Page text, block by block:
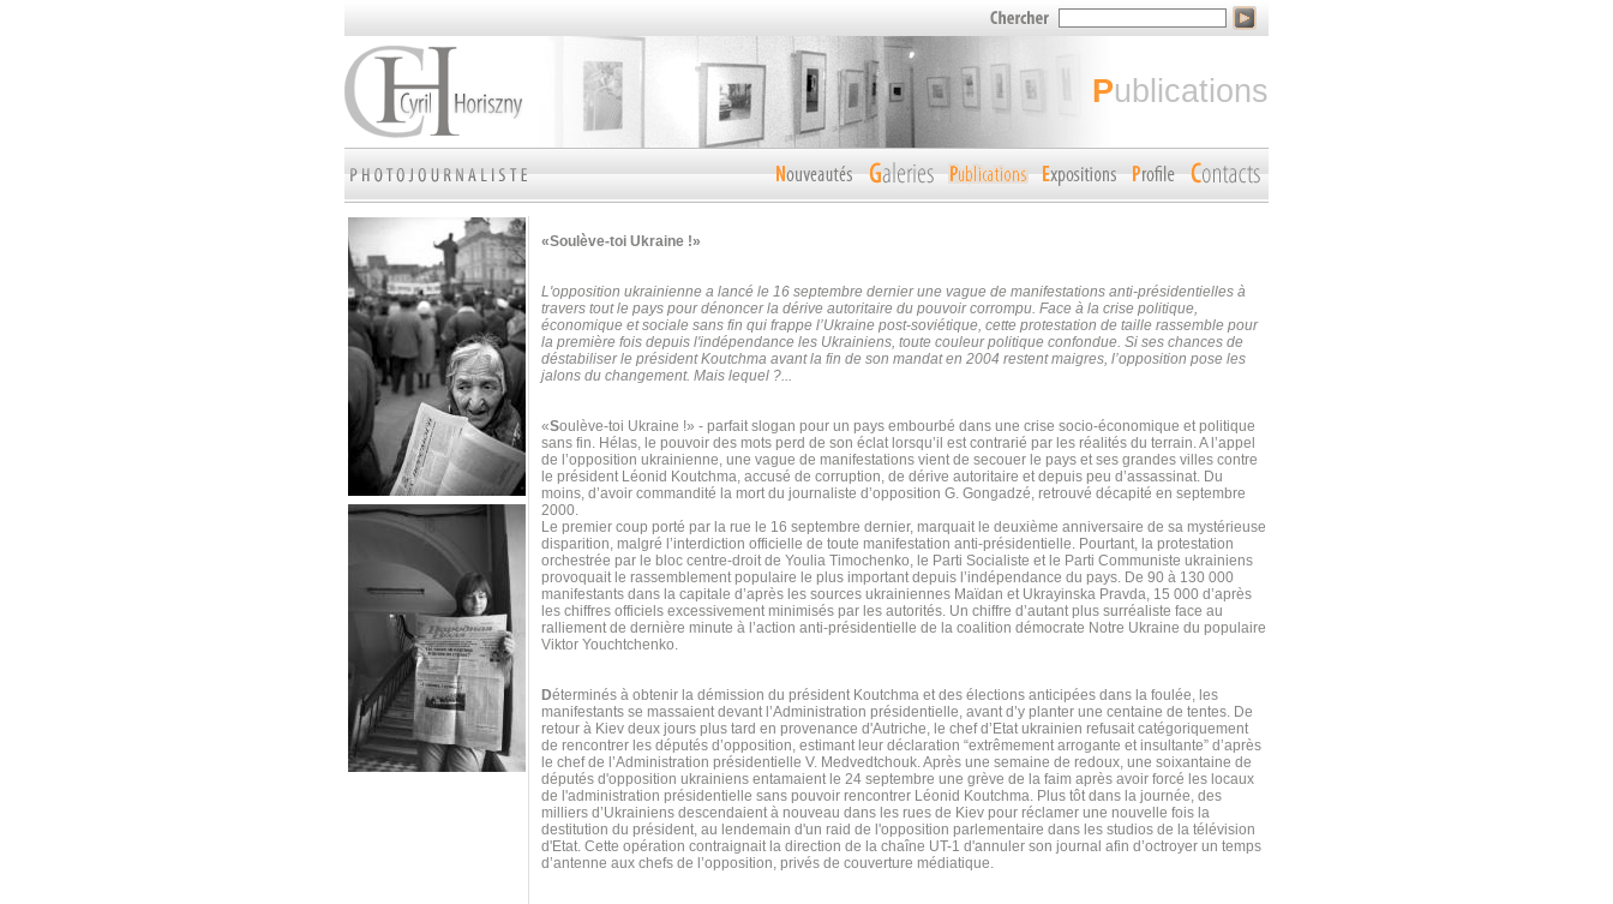
publications
«Soulève-toi Ukraine !»
L'opposition ukrainienne a lancé le 16 septembre dernier une vague de manifestations anti-présidentielles à
travers tout le pays pour dénoncer la dérive autoritaire du pouvoir corrompu. Face à la crise politique,
économique et sociale sans fin qui frappe l’Ukraine post-soviétique, cette protestation de taille rassemble pour
la première fois depuis l'indépendance les Ukrainiens, toute couleur politique confondue. Si ses chances de
déstabiliser le président Koutchma avant la fin de son mandat en 2004 restent maigres, l’opposition pose les
jalons du changement. Mais lequel ?...
«Soulève-toi Ukraine !» - parfait slogan pour un pays embourbé dans une crise socio-économique et politique
sans fin. Hélas, le pouvoir des mots perd de son éclat lorsqu’il est contrarié par les réalités du terrain. A l’appel
de l’opposition ukrainienne, une vague de manifestations vient de secouer le pays et ses grandes villes contre
le président Léonid Koutchma, accusé de corruption, de dérive autoritaire et depuis peu d’assassinat. Du
moins, d’avoir commandité la mort du journaliste d’opposition G. Gongadzé, retrouvé décapité en septembre
2000.
Le premier coup porté par la rue le 16 septembre dernier, marquait le deuxième anniversaire de sa mystérieuse
disparition, malgré l’interdiction officielle de toute manifestation anti-présidentielle. Pourtant, la protestation
orchestrée par le bloc centre-droit de Youlia Timochenko, le Parti Socialiste et le Parti Communiste ukrainiens
provoquait le rassemblement populaire le plus important depuis l’indépendance du pays. De 90 à 130 000
manifestants dans la capitale d’après les sources ukrainiennes Maïdan et Ukrayinska Pravda, 15 000 d’après
les chiffres officiels excessivement minimisés par les autorités. Un chiffre d’autant plus surréaliste face au
ralliement de dernière minute à l’action anti-présidentielle de la coalition démocrate Notre Ukraine du populaire
Viktor Youchtchenko.
Déterminés à obtenir la démission du président Koutchma et des élections anticipées dans la foulée, les
manifestants se massaient devant l’Administration présidentielle, avant d’y planter une centaine de tentes. De
retour à Kiev deux jours plus tard en provenance d'Autriche, le chef d’Etat ukrainien refusait catégoriquement
de rencontrer les députés d’opposition, estimant leur déclaration “extrêmement arrogante et insultante” d’après
le chef de l’Administration présidentielle V. Medvedtchouk. Après une semaine de redoux, une soixantaine de
députés d'opposition ukrainiens entamaient le 24 septembre une grève de la faim après avoir forcé les locaux
de l'administration présidentielle sans pouvoir rencontrer Léonid Koutchma. Plus tôt dans la journée, des
milliers d’Ukrainiens descendaient à nouveau dans les rues de Kiev pour réclamer une nouvelle fois la
destitution du président, au lendemain d'un raid de l'opposition parlementaire dans les studios de la télévision
d'Etat. Cette opération contraignait la direction de la chaîne UT-1 d'annuler son journal afin d’octroyer un temps
d’antenne aux chefs de l’opposition, privés de couverture médiatique.